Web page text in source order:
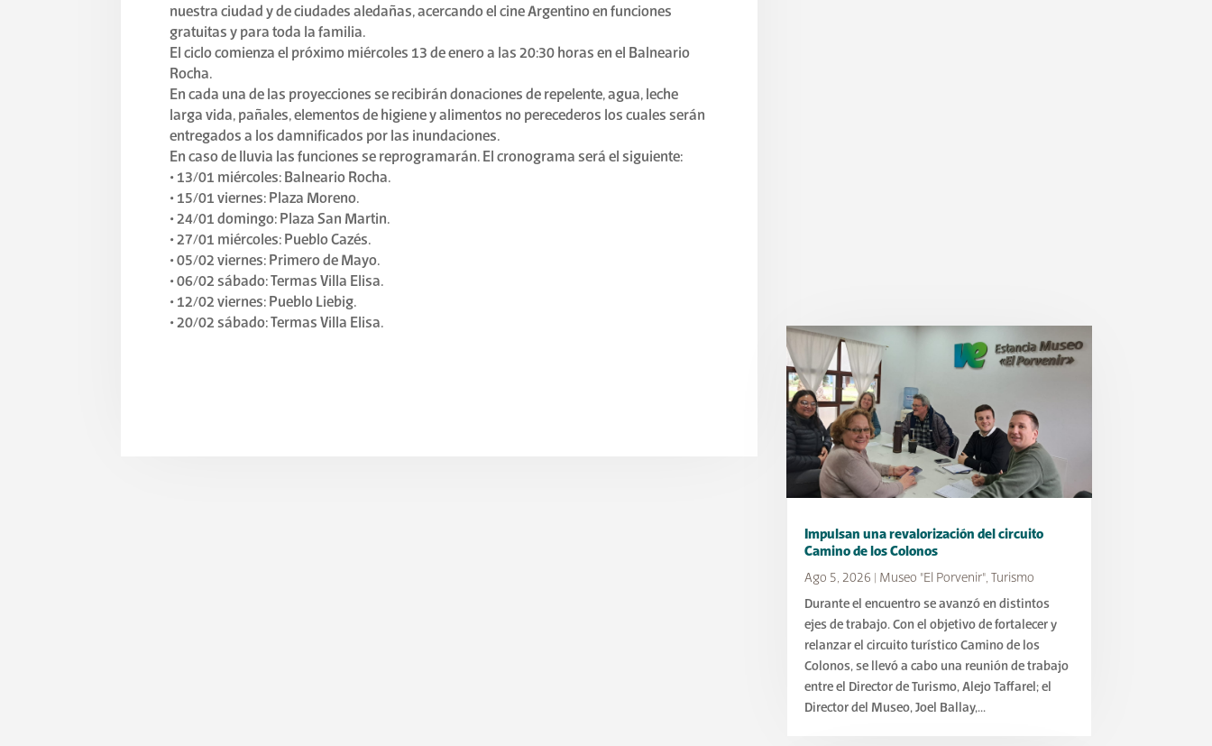
nuestra ciudad y de ciudades aledañas, acercando el cine Argentino en funciones
gratuitas y para toda la familia.
El ciclo comienza el próximo miércoles 13 de enero a las 20:30 horas en el Balneario
Rocha.
En cada una de las proyecciones se recibirán donaciones de repelente, agua, leche
larga vida, pañales, elementos de higiene y alimentos no perecederos los cuales serán
entregados a los damnificados por las inundaciones.
En caso de lluvia las funciones se reprogramarán. El cronograma será el siguiente:
• 13/01 miércoles: Balneario Rocha.
• 15/01 viernes: Plaza Moreno.
• 24/01 domingo: Plaza San Martin.
• 27/01 miércoles: Pueblo Cazés.
• 05/02 viernes: Primero de Mayo.
• 06/02 sábado: Termas Villa Elisa.
• 12/02 viernes: Pueblo Liebig.
• 20/02 sábado: Termas Villa Elisa.
Impulsan una revalorización del circuito
Camino de los Colonos
Ago 5, 2026 Museo "El Porvenir", Turismo
Durante el encuentro se avanzó en distintos
ejes de trabajo. Con el objetivo de fortalecer y
relanzar el circuito turístico Camino de los
Colonos, se llevó a cabo una reunión de trabajo
entre el Director de Turismo, Alejo Taffarel; el
Director del Museo, Joel Ballay,...